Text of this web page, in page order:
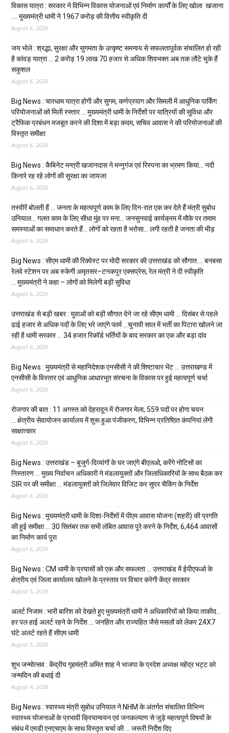
विकास यात्रा : सरकार ने विभिन्न विकास योजनाओं एवं निर्माण कार्यों के लिए खोला खजाना
…. मुख्यमंत्री धामी ने ₹1967 करोड़ की वित्तीय स्वीकृति दी
August 6, 2026
जय भोले : श्रद्धा, सुरक्षा और सुगमता के उत्कृष्ट समन्वय से सफलतापूर्वक संचालित हो रही
है कांवड़ यात्रा … 2 करोड़ 19 लाख 70 हजार से अधिक शिवभक्त अब तक लौटे चुके हैं
सकुशल
August 6, 2026
Big News : चारधाम यात्रा होगी और सुगम, कर्णप्रयाग और सिमली में आधुनिक पार्किंग
परियोजनाओं को मिली रफ्तार … मुख्यमंत्री धामी के निर्देशों पर यात्रियों की सुविधा और
ट्रैफिक प्रबंधन मजबूत करने की दिशा में बड़ा कदम, सचिव आवास ने की परियोजनाओं की
विस्तृत समीक्षा
August 6, 2026
Big News : कैबिनेट मन्त्री खजानदास ने मन्नुगंज एवं रिस्पना का भ्रमण किया… नदी
किनारे रह रहे लोगों की सुरक्षा का जायजा
August 6, 2026
तस्वीरें बोलती हैं … जनता के महत्वपूर्ण काम के लिए दिन-रात एक कर देते हैं मंत्री सुबोध
उनियाल… गलत काम के लिए सीधा मुंह पर मना… जनसुनवाई कार्यक्रम में मौके पर तमाम
समस्याओं का समाधान करते हैं… लोगों को रहता है भरोसा… लगी रहती है जनता की भीड़
August 6, 2026
Big News : सीएम धामी की रिक्वेस्ट पर मोदी सरकार की उत्तराखंड को सौगात…. बनबसा
रेलवे स्टेशन पर अब रुकेगी अमृतसर–टनकपुर एक्सप्रेस, रेल मंत्री ने दी स्वीकृति
… मुख्यमंत्री ने कहा – लोगों को मिलेगी बड़ी सुविधा
August 6, 2026
उत्तराखंड से बड़ी खबर : युवाओं को बड़ी सौगात देने जा रहे सीएम धामी … दिसंबर से पहले
ढाई हजार से अधिक पदों के लिए भरे जाएंगे फार्म …चुनावी साल में भर्ती का पिटारा खोलने जा
रही है धामी सरकार … 34 हजार रिकॉर्ड भर्तियों के बाद सरकार का एक और बड़ा दांव
August 6, 2026
Big News : मुख्यमंत्री से महानिदेशक एनसीसी ने की शिष्टाचार भेंट … उत्तराखण्ड में
एनसीसी के विस्तार एवं आधुनिक आधारभूत संरचना के विकास पर हुई महत्वपूर्ण चर्चा
August 6, 2026
रोजगार की बात : 11 अगस्त को देहरादून में रोजगार मेला, 559 पदों पर होगा चयन
… क्षेत्रीय सेवायोजन कार्यालय में शुरू हुआ पंजीकरण, विभिन्न प्रतिष्ठित कंपनियां लेंगी
साक्षात्कार
August 6, 2026
Big News : उत्तराखंड – बुजुर्ग-दिव्यांगों के घर जाएंगे बीएलओ, करेंगे नोटिसों का
निस्तारण … मुख्य निर्वाचन अधिकारी ने मंडलायुक्तों और जिलाधिकारियों के साथ बैठक कर
SIR पर की समीक्षा … मंडलायुक्तों को जिलेवार विजिट कर सुपर चैकिंग के निर्देश
August 6, 2026
Big News : मुख्यमंत्री धामी के दिशा-निर्देशों में पीएम आवास योजना (शहरी) की प्रगति
की हुई समीक्षा … 30 सितंबर तक सभी लंबित आवास पूरे करने के निर्देश, 6,464 आवासों
का निर्माण कार्य पूरा
August 6, 2026
Big News : CM धामी के प्रयासों को एक और सफलता … उत्तराखंड में ईपीएफओ के
क्षेत्रीय एवं जिला कार्यालय खोलने के प्रस्ताव पर विचार करेगी केंद्र सरकार
August 5, 2026
अलर्ट निजाम : भारी बारिश को देखते हुए मुख्यमंत्री धामी ने अधिकारियों को किया ताकीद…
हर पल हाई अलर्ट रहने के निर्देश … जनहित और राज्यहित जैसे मसलों को लेकर 24X7
घंटे अलर्ट रहते हैं सीएम धामी
August 5, 2026
शुभ जन्मोत्सव : केंद्रीय गृहमंत्री अमित शाह ने भाजपा के प्रदेश अध्यक्ष महेंद्र भट्ट को
जन्मदिन की बधाई दी
August 4, 2026
Big News : स्वास्थ्य मंत्री सुबोध उनियाल ने NHM के अंतर्गत संचालित विभिन्न
स्वास्थ्य योजनाओं के प्रभावी क्रियान्वयन एवं जनकल्याण से जुड़े महत्वपूर्ण विषयों के
संबंध में एमडी एनएचएम के साथ विस्तृत चर्चा की … जरूरी निर्देश दिए